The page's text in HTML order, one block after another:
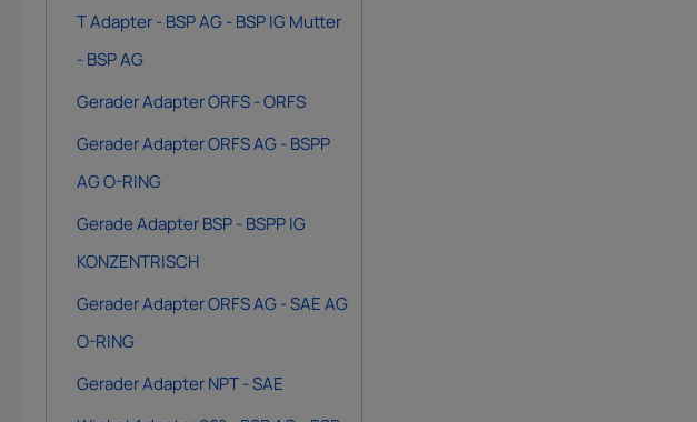
T Adapter - BSP AG - BSP IG Mutter
- BSP AG
Gerader Adapter ORFS - ORFS
Gerader Adapter ORFS AG - BSPP
AG O-RING
Gerade Adapter BSP - BSPP IG
KONZENTRISCH
Gerader Adapter ORFS AG - SAE AG
O-RING
Gerader Adapter NPT - SAE